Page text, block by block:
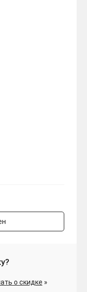
о скидке »